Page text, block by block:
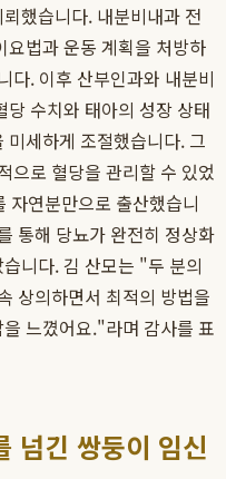
했습니다. 내분비내과 전
요법과 운동 계획을 처방하
다. 이후 산부인과와 내분비
수치와 태아의 성장 상태
세하게 조절했습니다. 그
으로 혈당을 관리할 수 있었
연분만으로 출산했습니
통해 당뇨가 완전히 정상화
니다. 김 산모는 "두 분의
상의하면서 최적의 방법을
느꼈어요."라며 감사를 표
넘긴 쌍둥이 임신